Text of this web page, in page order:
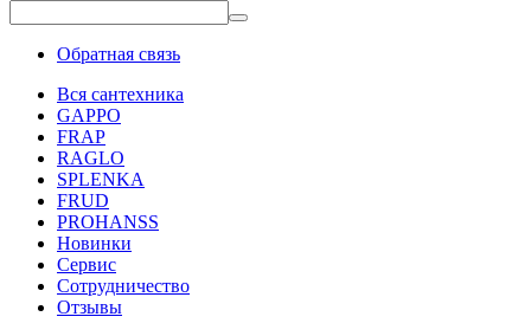
Обратная связь
Вся сантехника
GAPPO
FRAP
RAGLO
SPLENKA
FRUD
PROHANSS
Новинки
Сервис
Сотрудничество
Отзывы